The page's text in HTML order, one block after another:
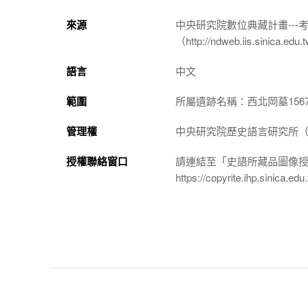
來源
中央研究院數位典藏計畫---
（http://
語言 中文
範圍 所屬遺跡名稱：西北岡墓
管理權 中央研究院歷史語言研究所
授權聯絡窗口
請連結至「史語所藏品圖像
https://